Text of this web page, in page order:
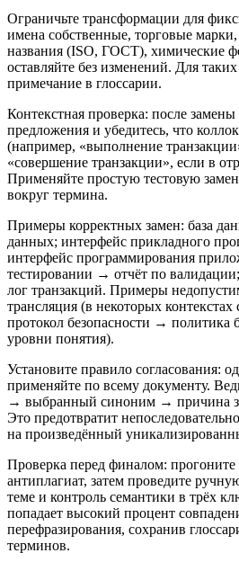
Ограничьте трансформации для
имена собственные, торговые
названия (ISO, ГОСТ), химические
оставляйте без изменений. Для
примечание в глоссарии.
Контекстная проверка: после
предложения и убедитесь, что
(например, «выполнение
«совершение транзакции», если в
Применяйте простую тестовую
вокруг термина.
Примеры корректных замен: база
данных; интерфейс прикладного
интерфейс программирования
тестировании → отчёт по
лог транзакций. Примеры
трансляция (в некоторых контекстах
протокол безопасности → политика
уровни понятия).
Установите правило согласования:
применяйте по всему документу.
→ выбранный синоним → причина
Это предотвратит
на произведённый
Проверка перед финалом: прогоните
антиплагиат, затем проведите
теме и контроль семантики в трёх
попадает высокий процент
перефразирования, сохранив
терминов.